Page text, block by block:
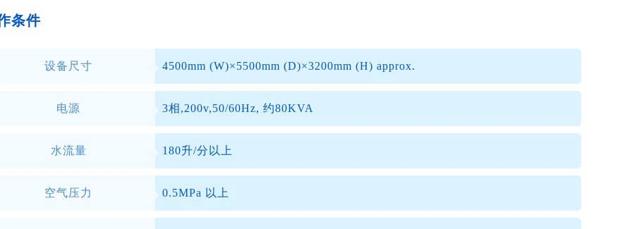
条件
设备尺寸 4500mm (W)×5500mm (D)×3200mm (H) approx.
电源 3相,200v,50/60Hz, 约80KVA
水流量 180升/分以上
空气压力 0.5MPa 以上